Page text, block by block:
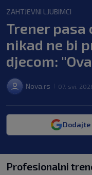
ZAHTJEVNI LJUBIMCI
Trener
nikad ne bi
djecom:
Nova.rs 07. svi.
Dodajte
Profesionalni